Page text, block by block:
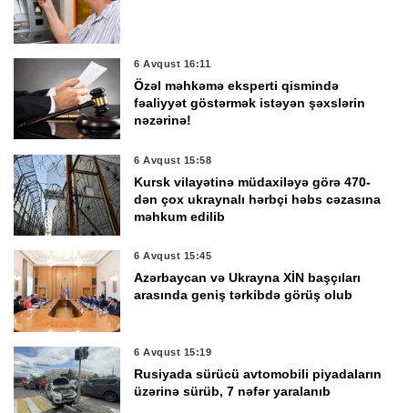
6 Avqust 16:11
Özəl məhkəmə eksperti qismində
fəaliyyət göstərmək istəyən şəxslərin
nəzərinə!
6 Avqust 15:58
Kursk vilayətinə müdaxiləyə görə 470-
dən çox ukraynalı hərbçi həbs cəzasına
məhkum edilib
6 Avqust 15:45
Azərbaycan və Ukrayna XİN başçıları
arasında geniş tərkibdə görüş olub
6 Avqust 15:19
Rusiyada sürücü avtomobili piyadaların
üzərinə sürüb, 7 nəfər yaralanıb